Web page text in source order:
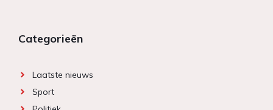
Categorieën
Laatste nieuws
Sport